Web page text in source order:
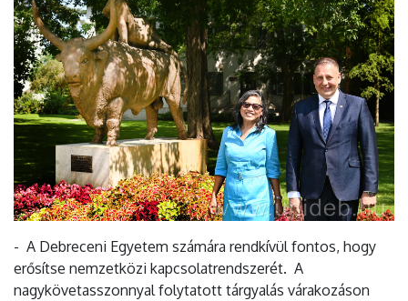
- A Debreceni Egyetem számára rendkívül fontos, hogy
erősítse nemzetközi kapcsolatrendszerét. A
nagykövetasszonnyal folytatott tárgyalás várakozáson